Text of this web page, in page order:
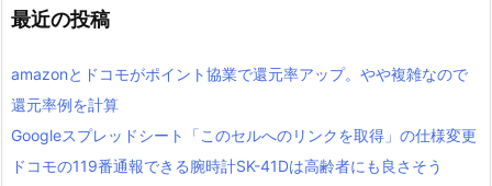
最近の投稿
amazonとドコモがポイント協業で還元率アップ。やや複雑なので
還元率例を計算
Googleスプレッドシート「このセルへのリンクを取得」の仕様変更
ドコモの119番通報できる腕時計SK-41Dは高齢者にも良さそう